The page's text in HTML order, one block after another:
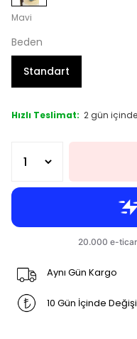
Mavi
Beden
Standart
Hızlı Teslimat: 2 gün
Aynı Gün Kargo
10 Gün İçinde